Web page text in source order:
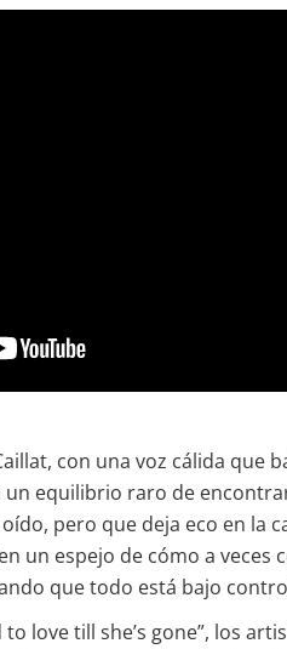
con una voz cálida que
un equilibrio raro de
pero que deja eco en la
un espejo de cómo a veces
que todo está bajo
to love till she’s gone”, los